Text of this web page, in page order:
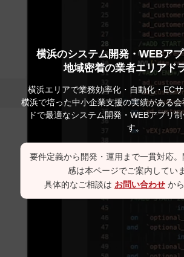
横浜のシステム開発・WEBア
地域密着の業者エリアド
横浜エリアで業務効率化・自動化・ECサ
横浜で培った中小企業支援の実績がある
ドで最適なシステム開発・WEBアプリ
す。
要件定義から開発・運用まで一貫対応
感は本ページでご案内していま
具体的なご相談は お問い合わせから